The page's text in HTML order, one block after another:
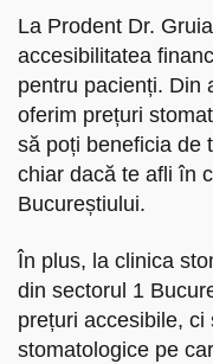
La Prodent Dr.
accesibilitatea
pentru pacienți. Din
oferim prețuri
să poți beneficia de
chiar dacă te afli în
Bucureștiului.
În plus, la clinica
din sectorul 1
prețuri accesibile,
stomatologice pe